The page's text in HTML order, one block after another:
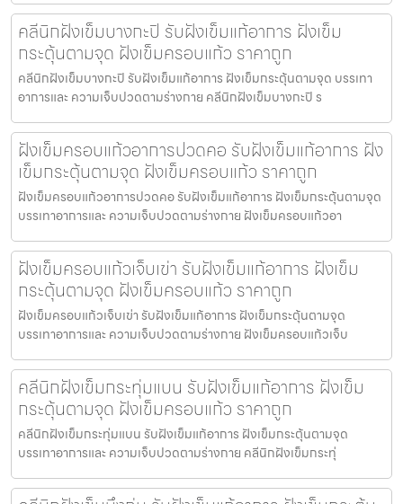
คลีนิกฝังเข็มบางกะปิ รับฝังเข็มแก้อาการ ฝังเข็ม
กระตุ้นตามจุด ฝังเข็มครอบแก้ว ราคาถูก
คลีนิกฝังเข็มบางกะปิ รับฝังเข็มแก้อาการ ฝังเข็มกระตุ้นตามจุด บรรเทา
อาการและ ความเจ็บปวดตามร่างกาย คลีนิกฝังเข็มบางกะปิ ร
ฝังเข็มครอบแก้วอาการปวดคอ รับฝังเข็มแก้อาการ ฝัง
เข็มกระตุ้นตามจุด ฝังเข็มครอบแก้ว ราคาถูก
ฝังเข็มครอบแก้วอาการปวดคอ รับฝังเข็มแก้อาการ ฝังเข็มกระตุ้นตามจุด
บรรเทาอาการและ ความเจ็บปวดตามร่างกาย ฝังเข็มครอบแก้วอา
ฝังเข็มครอบแก้วเจ็บเข่า รับฝังเข็มแก้อาการ ฝังเข็ม
กระตุ้นตามจุด ฝังเข็มครอบแก้ว ราคาถูก
ฝังเข็มครอบแก้วเจ็บเข่า รับฝังเข็มแก้อาการ ฝังเข็มกระตุ้นตามจุด
บรรเทาอาการและ ความเจ็บปวดตามร่างกาย ฝังเข็มครอบแก้วเจ็บ
คลีนิกฝังเข็มกระทุ่มแบน รับฝังเข็มแก้อาการ ฝังเข็ม
กระตุ้นตามจุด ฝังเข็มครอบแก้ว ราคาถูก
คลีนิกฝังเข็มกระทุ่มแบน รับฝังเข็มแก้อาการ ฝังเข็มกระตุ้นตามจุด
บรรเทาอาการและ ความเจ็บปวดตามร่างกาย คลีนิกฝังเข็มกระทุ่